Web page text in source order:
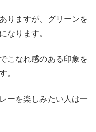
りますが、グリーンを
になります。
こなれ感のある印象を
。
ーを楽しみたい人は一